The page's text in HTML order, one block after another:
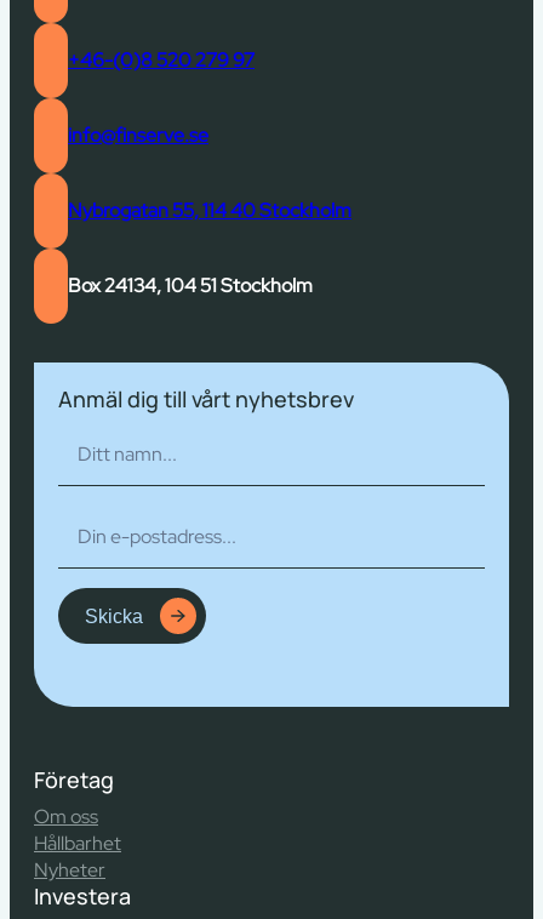
+46-(0)8 520 279 97
info@finserve.se
Nybrogatan 55, 114 40 Stockholm
Box 24134, 104 51 Stockholm
Anmäl dig till vårt nyhetsbrev
Skicka
Företag
Om oss
Hållbarhet
Nyheter
Investera